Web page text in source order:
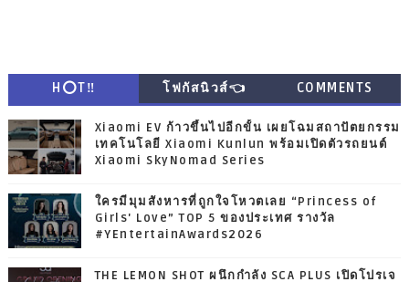
H⭕T‼ โฟกัสนิวส์👈 COMMENTS
Xiaomi EV ก้าวขึ้นไปอีกขั้น เผยโฉมสถาปัตยกรรม
เทคโนโลยี Xiaomi Kunlun พร้อมเปิดตัวรถยนต์
Xiaomi SkyNomad Series
ใครมีมุมสังหารที่ถูกใจโหวตเลย “Princess of
Girls' Love” TOP 5 ของประเทศ รางวัล
#YEntertainAwards2026
THE LEMON SHOT ผนึกกำลัง SCA PLUS เปิดโปรเจ